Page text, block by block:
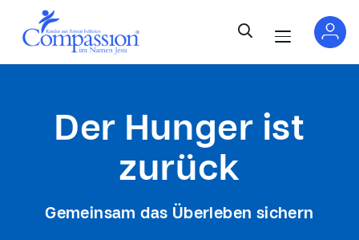
Der Hunger ist
zurück
Gemeinsam das Überleben sichern